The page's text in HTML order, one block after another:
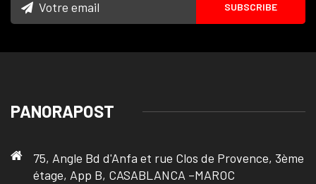
PANORAPOST
75, Angle Bd d'Anfa et rue Clos de Provence, 3ème
étage, App B, CASABLANCA –MAROC